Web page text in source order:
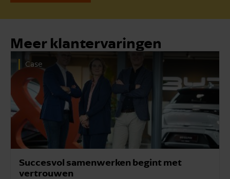
Meer klantervaringen
Case
Hoe automatisering van admini­strati­
ewerk­zaam­heden Sans tijd bespaart